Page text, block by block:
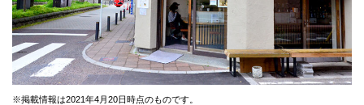
※掲載情報は2021年4月20日時点のものです。